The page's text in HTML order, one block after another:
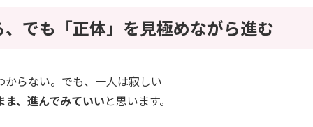
でも「正体」を見極めながら進む
からない。でも、一人は寂しい
、進んでみていいと思います。